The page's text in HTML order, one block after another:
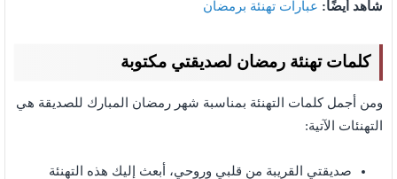
شاهد أيضًا: عبارات تهنئة برمضان
كلمات تهنئة رمضان لصديقتي مكتوبة
ومن أجمل كلمات التهنئة بمناسبة شهر رمضان المبارك للصديقة هي
التهنئات الآتية:
صديقتي القريبة من قلبي وروحي، أبعث إليك هذه التهنئة